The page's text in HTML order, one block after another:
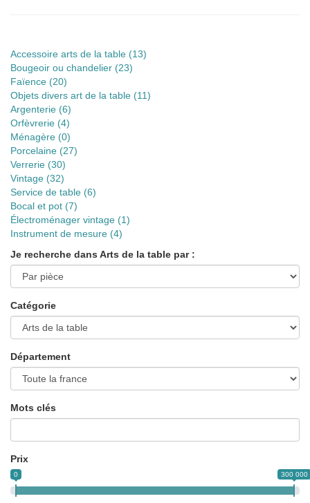
Accessoire arts de la table (13)
Bougeoir ou chandelier (23)
Faïence (20)
Objets divers art de la table (11)
Argenterie (6)
Orfèvrerie (4)
Ménagère (0)
Porcelaine (27)
Verrerie (30)
Vintage (32)
Service de table (6)
Bocal et pot (7)
Électroménager vintage (1)
Instrument de mesure (4)
Je recherche dans Arts de la table par :
Catégorie
Département
Mots clés
Prix
0 300 000